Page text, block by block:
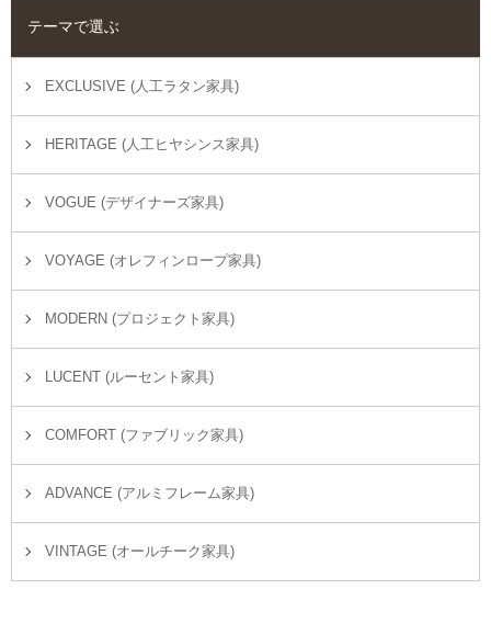
テーマで選ぶ
EXCLUSIVE (人工ラタン家具)
HERITAGE (人工ヒヤシンス家具)
VOGUE (デザイナーズ家具)
VOYAGE (オレフィンロープ家具)
MODERN (プロジェクト家具)
LUCENT (ルーセント家具)
COMFORT (ファブリック家具)
ADVANCE (アルミフレーム家具)
VINTAGE (オールチーク家具)